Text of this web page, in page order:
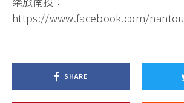
https://www.facebook.com/
SHARE